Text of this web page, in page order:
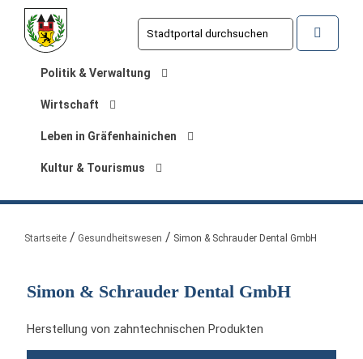
Politik & Verwaltung
Wirtschaft
Leben in Gräfenhainichen
Kultur & Tourismus
Sie sind hier:
Startseite Gesundheitswesen Simon & Schrauder Dental GmbH
Simon & Schrauder Dental GmbH
Herstellung von zahntechnischen Produkten